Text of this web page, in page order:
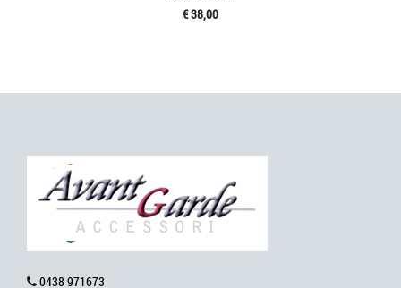
€ 38,00
0438 971673